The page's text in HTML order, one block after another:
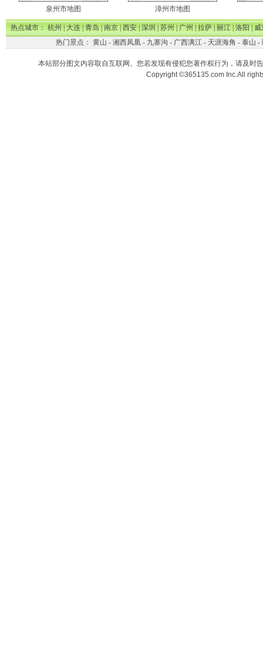
泉州市地图 漳州市地图
热点城市：杭州|大连|青岛|南京|西安|深圳|苏州|广州|拉萨|丽江|洛阳|威
热门景点： 黄山 - 湘西凤凰- 九寨沟 - 广西漓江- 天涯海角 - 泰山 -
本站部分图文内容取自互联网。您若发现有侵犯您著作权行为，请及时
Copyright ©365135.com Inc.All